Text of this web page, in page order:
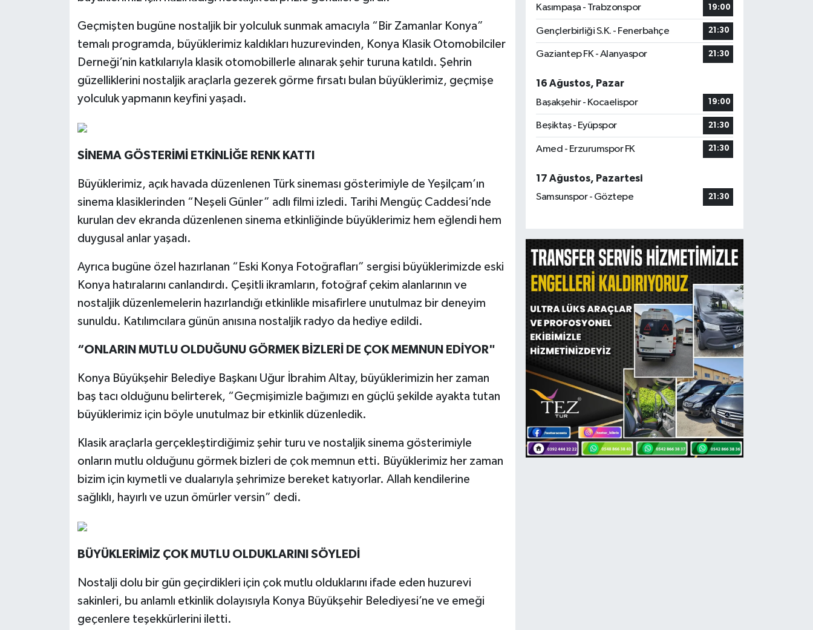
Geçmişten bugüne nostaljik bir yolculuk sunmak amacıyla “Bir Zamanlar Konya”
temalı programda, büyüklerimiz kaldıkları huzurevinden, Konya Klasik Otomobilciler
Derneği’nin katkılarıyla klasik otomobillerle alınarak şehir turuna katıldı. Şehrin
güzelliklerini nostaljik araçlarla gezerek görme fırsatı bulan büyüklerimiz, geçmişe
yolculuk yapmanın keyfini yaşadı.
SİNEMA GÖSTERİMİ ETKİNLİĞE RENK KATTI
Büyüklerimiz, açık havada düzenlenen Türk sineması gösterimiyle de Yeşilçam’ın
sinema klasiklerinden “Neşeli Günler” adlı filmi izledi. Tarihi Mengüç Caddesi’nde
kurulan dev ekranda düzenlenen sinema etkinliğinde büyüklerimiz hem eğlendi hem
duygusal anlar yaşadı.
Ayrıca bugüne özel hazırlanan “Eski Konya Fotoğrafları” sergisi büyüklerimizde eski
Konya hatıralarını canlandırdı. Çeşitli ikramların, fotoğraf çekim alanlarının ve
nostaljik düzenlemelerin hazırlandığı etkinlikle misafirlere unutulmaz bir deneyim
sunuldu. Katılımcılara günün anısına nostaljik radyo da hediye edildi.
“ONLARIN MUTLU OLDUĞUNU GÖRMEK BİZLERİ DE ÇOK MEMNUN EDİYOR"
Konya Büyükşehir Belediye Başkanı Uğur İbrahim Altay, büyüklerimizin her zaman
baş tacı olduğunu belirterek, “Geçmişimizle bağımızı en güçlü şekilde ayakta tutan
büyüklerimiz için böyle unutulmaz bir etkinlik düzenledik.
Klasik araçlarla gerçekleştirdiğimiz şehir turu ve nostaljik sinema gösterimiyle
onların mutlu olduğunu görmek bizleri de çok memnun etti. Büyüklerimiz her zaman
bizim için kıymetli ve dualarıyla şehrimize bereket katıyorlar. Allah kendilerine
sağlıklı, hayırlı ve uzun ömürler versin” dedi.
BÜYÜKLERİMİZ ÇOK MUTLU OLDUKLARINI SÖYLEDİ
Nostalji dolu bir gün geçirdikleri için çok mutlu olduklarını ifade eden huzurevi
sakinleri, bu anlamlı etkinlik dolayısıyla Konya Büyükşehir Belediyesi’ne ve emeği
geçenlere teşekkürlerini iletti.
Kasımpaşa - Trabzonspor 19:00
Gençlerbirliği S.K. - Fenerbahçe 21:30
Gaziantep FK - Alanyaspor 21:30
16 Ağustos, Pazar
Başakşehir - Kocaelispor
19:00
Beşiktaş - Eyüpspor 21:30
Amed - Erzurumspor FK 21:30
17 Ağustos, Pazartesi
Samsunspor - Göztepe
21:30